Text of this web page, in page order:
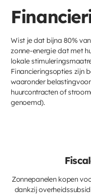
Wist je dat bijna 80%
zonne-energie dat met
lokale
Financieringsopties zijn
waaronder
huurcontracten of
genoemd).
Zonnepanelen kopen
dankzij